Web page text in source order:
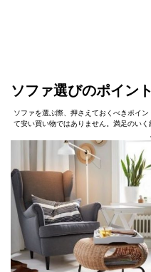
ソファ選びのポイント
ソファを選ぶ際、押さえておくべきポイ
て安い買い物ではありません。満足のい